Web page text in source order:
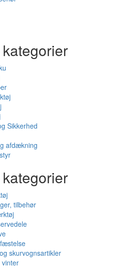
Sikkerhed
afdækning
tilbehør
skurvognsartikler
vinter